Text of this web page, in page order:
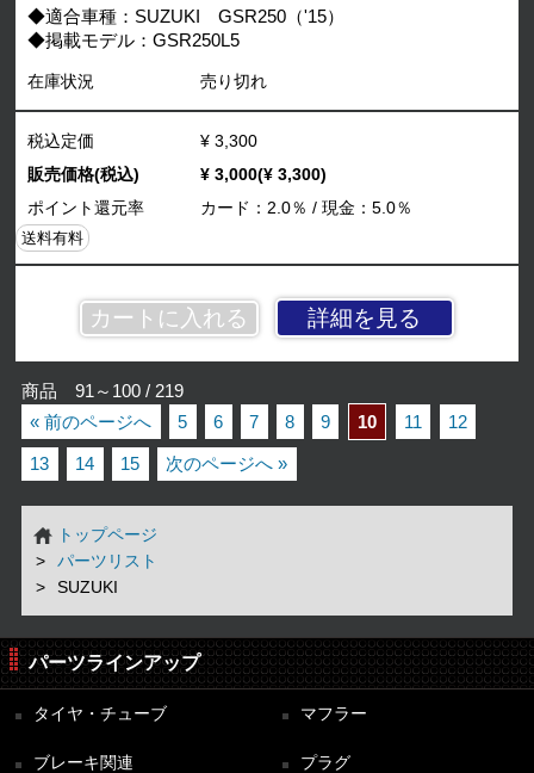
◆適合車種：SUZUKI GSR250（'15）
◆掲載モデル：GSR250L5
在庫状況 売り切れ
詳細を見る
税込定価
¥ 3,300
販売価格(税込)
¥ 3,000(¥ 3,300)
ポイント還元率
カード：2.0％ / 現金：5.0％
送料有料
商品 91～100 / 219
« 前のページへ
5 6 7 8 9 10 11 12
13 14 15 次のページへ »
トップページ
パーツリスト
SUZUKI
パーツラインアップ
タイヤ・チューブ マフラー
ブレーキ関連 プラグ